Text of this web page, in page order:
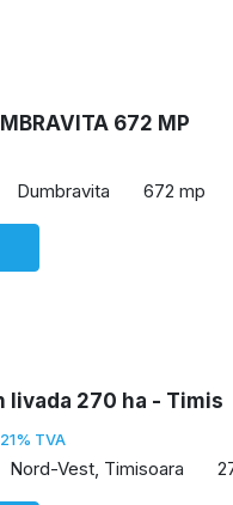
672 MP
Dumbravita 672 mp
livada 270 ha - Timis
TVA
Nord-Vest, Timisoara